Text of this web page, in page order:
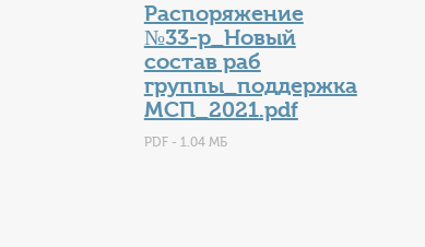
Распоряжение
№33-р_Новый
состав раб
группы_поддержка
МСП_2021.pdf
PDF - 1.04 МБ